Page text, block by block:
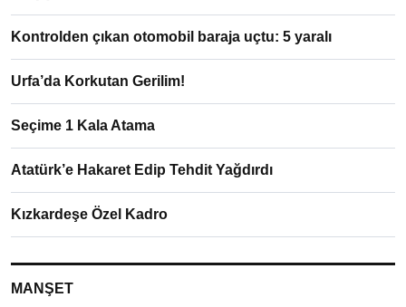
Kontrolden çıkan otomobil baraja uçtu: 5 yaralı
Urfa’da Korkutan Gerilim!
Seçime 1 Kala Atama
Atatürk’e Hakaret Edip Tehdit Yağdırdı
Kızkardeşe Özel Kadro
MANŞET